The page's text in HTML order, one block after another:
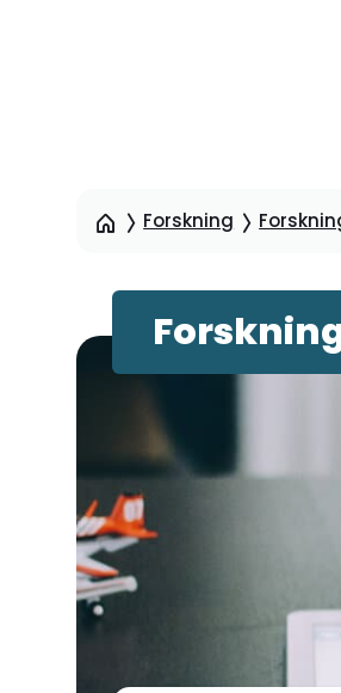
Forskning